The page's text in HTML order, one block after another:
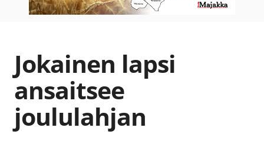
Jokainen lapsi
ansaitsee
joululahjan